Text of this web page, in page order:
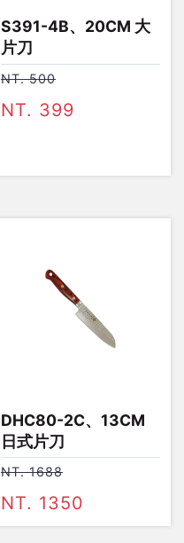
S391-4B、20CM 大
片刀
NT. 500
NT. 399
DHC80-2C、13CM
日式片刀
NT. 1688
NT. 1350